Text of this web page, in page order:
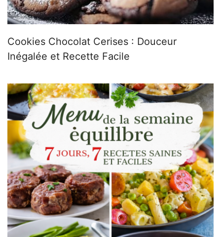
Cookies Chocolat Cerises : Douceur
Inégalée et Recette Facile